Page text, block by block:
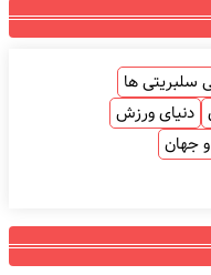
سلبریتی ها
دنیای ورزش
و جهان